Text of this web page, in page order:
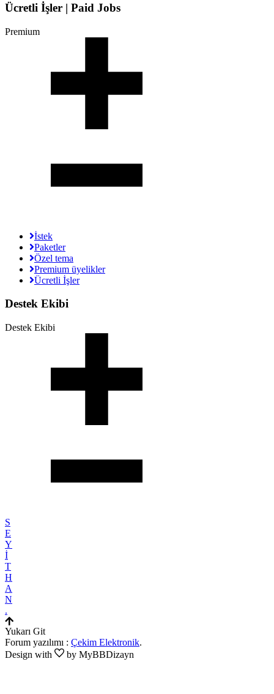
Ücretli İşler | Paid Jobs
Premium
İstek
Paketler
Özel tema
Premium üyelikler
Ücretli İşler
Destek Ekibi
Destek Ekibi
S
E
Y
İ
T
H
A
N
.
Yukarı Git
Forum yazılımı : Çekim Elektronik.
Design with
by MyBBDizayn